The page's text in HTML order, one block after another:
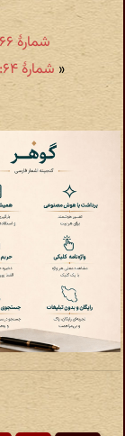
شمارهٔ ۶۶: وگر چو گرگ نپوید سمندش از گرگانج
«